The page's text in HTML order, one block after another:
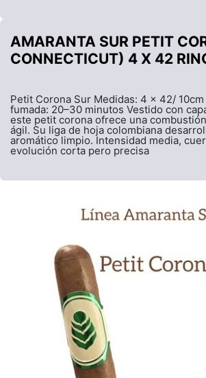
AMARANTA SUR PETIT
CONNECTICUT) 4 X 42
Petit Corona Sur Medidas: 4 x 42/
fumada: 20–30 minutos Vestido con
este petit corona ofrece una
ágil. Su liga de hoja colombiana
aromático limpio. Intensidad media,
evolución corta pero precisa